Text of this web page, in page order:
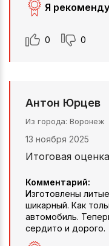
Я
0 0
Антон Юрцев
Из города Воронеж
13 ноября 2025
Итоговая
Комментарий:
Изготовлены
шикарный. Как
автомобиль.
сердито и дорого.